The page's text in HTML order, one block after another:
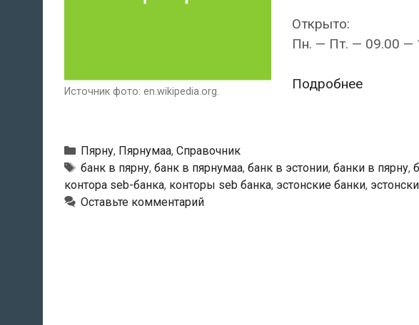
Источник фото: en.wikipedia.org.
Открыто:
Пн. — Пт. — 09.00 —
ПодробнееSEB
kontor
Рубрики
Пярну, Пярнумаа, Справочник
Тэги
банк в пярну, банк в пярнумаа, банк в эстонии, банки в пярну,
контора seb-банка, конторы seb банка, эстонские банки,
Оставьте комментарий